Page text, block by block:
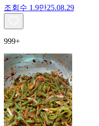
조회수 1.9만25.08.29
999+